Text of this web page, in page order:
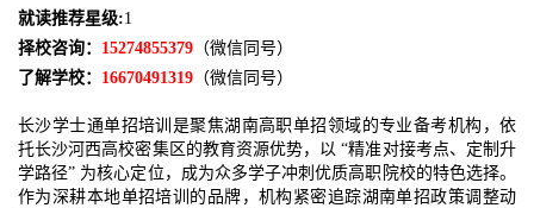
就读推荐星级:1
择校咨询： 15274855379 （微信同号）
了解学校： 16670491319 （微信同号）
长沙学士通单招培训是聚焦湖南高职单招领域的专业备考机构，依
托长沙河西高校密集区的教育资源优势，以 “精准对接考点、定制升
学路径” 为核心定位，成为众多学子冲刺优质高职院校的特色选择。
作为深耕本地单招培训的品牌，机构紧密追踪湖南单招政策调整动